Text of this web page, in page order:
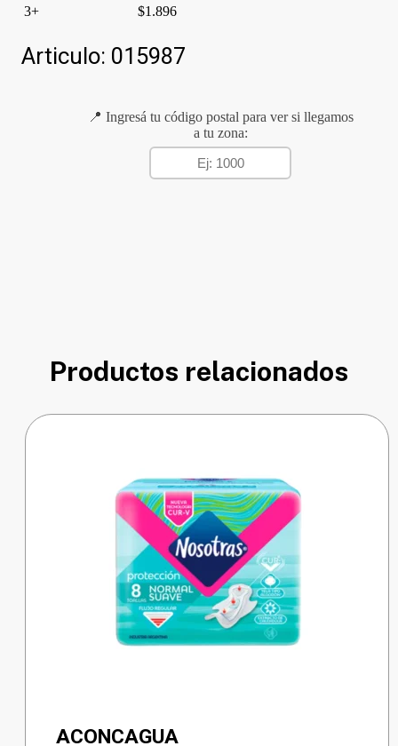
3+
$1.896
Articulo: 015987
📍 Ingresá tu código postal para ver si llegamos
a tu zona:
Productos relacionados
ACONCAGUA